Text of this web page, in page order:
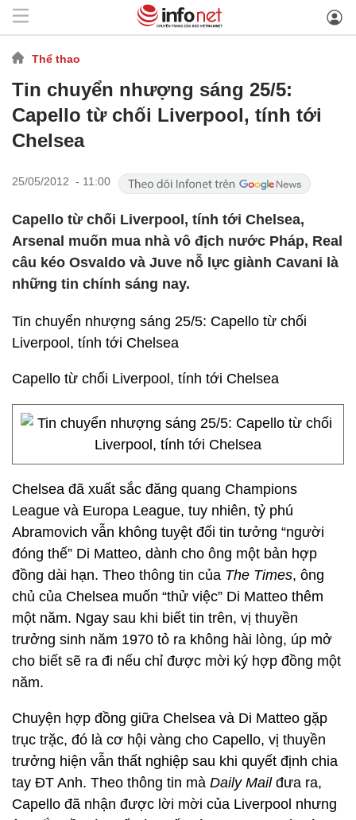
Thể thao
Tin chuyển nhượng sáng 25/5:
Capello từ chối Liverpool, tính tới
Chelsea
25/05/2012 - 11:00
Capello từ chối Liverpool, tính tới Chelsea,
Arsenal muốn mua nhà vô địch nước Pháp, Real
câu kéo Osvaldo và Juve nỗ lực giành Cavani là
những tin chính sáng nay.
Tin chuyển nhượng sáng 25/5: Capello từ chối
Liverpool, tính tới Chelsea
Capello từ chối Liverpool, tính tới Chelsea
Chelsea đã xuất sắc đăng quang Champions
League và Europa League, tuy nhiên, tỷ phú
Abramovich vẫn không tuyệt đối tin tưởng “người
đóng thế” Di Matteo, dành cho ông một bản hợp
đồng dài hạn. Theo thông tin của The Times, ông
chủ của Chelsea muốn “thử việc” Di Matteo thêm
một năm. Ngay sau khi biết tin trên, vị thuyền
trưởng sinh năm 1970 tỏ ra không hài lòng, úp mở
cho biết sẽ ra đi nếu chỉ được mời ký hợp đồng một
năm.
Chuyện hợp đồng giữa Chelsea và Di Matteo gặp
trục trặc, đó là cơ hội vàng cho Capello, vị thuyền
trưởng hiện vẫn thất nghiệp sau khi quyết định chia
tay ĐT Anh. Theo thông tin mà Daily Mailđưa ra,
Capello đã nhận được lời mời của Liverpool nhưng